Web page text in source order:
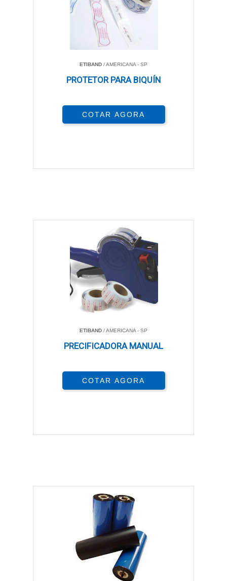
ETIBAND / AMERICANA - SP
PROTETOR PARA BIQUÍN
COTAR AGORA
ETIBAND / AMERICANA - SP
PRECIFICADORA MANUAL
COTAR AGORA